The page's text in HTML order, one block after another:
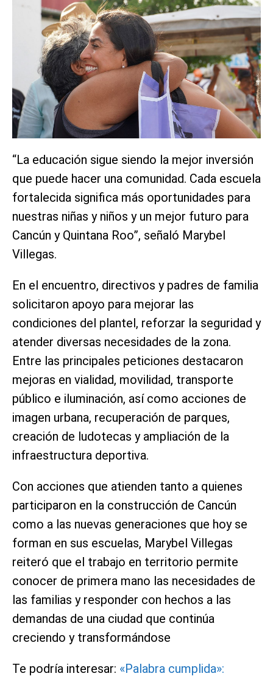
“La educación sigue siendo la mejor inversión
que puede hacer una comunidad. Cada escuela
fortalecida significa más oportunidades para
nuestras niñas y niños y un mejor futuro para
Cancún y Quintana Roo”, señaló Marybel
Villegas.
En el encuentro, directivos y padres de familia
solicitaron apoyo para mejorar las
condiciones del plantel, reforzar la seguridad y
atender diversas necesidades de la zona.
Entre las principales peticiones destacaron
mejoras en vialidad, movilidad, transporte
público e iluminación, así como acciones de
imagen urbana, recuperación de parques,
creación de ludotecas y ampliación de la
infraestructura deportiva.
Con acciones que atienden tanto a quienes
participaron en la construcción de Cancún
como a las nuevas generaciones que hoy se
forman en sus escuelas, Marybel Villegas
reiteró que el trabajo en territorio permite
conocer de primera mano las necesidades de
las familias y responder con hechos a las
demandas de una ciudad que continúa
creciendo y transformándose
Te podría interesar: «Palabra cumplida»: